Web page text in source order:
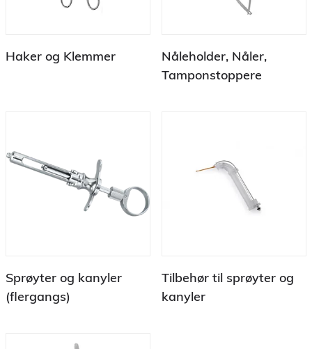
Haker og Klemmer
Nåleholder, Nåler,
Tamponstoppere
Sprøyter og kanyler
(flergangs)
Tilbehør til sprøyter og
kanyler